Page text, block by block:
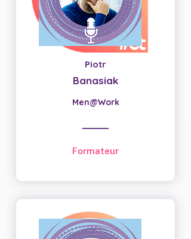
Piotr
Banasiak
Men@Work
Formateur